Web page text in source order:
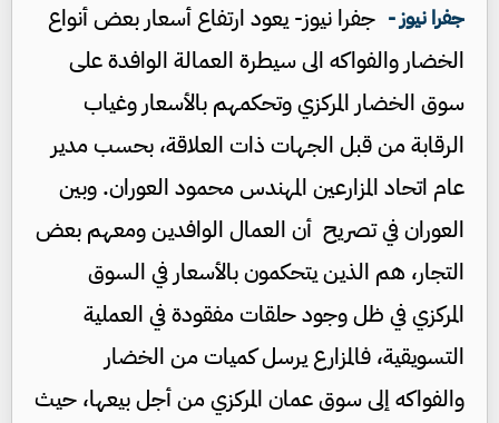
جفرا نيوز - جفرا نيوز- يعود ارتفاع أسعار بعض أنواع
الخضار والفواكه الى سيطرة العمالة الوافدة على
سوق الخضار المركزي وتحكمهم بالأسعار وغياب
الرقابة من قبل الجهات ذات العلاقة، بحسب مدير
عام اتحاد المزارعين المهندس محمود العوران. وبين
العوران في تصريح أن العمال الوافدين ومعهم بعض
التجار، هم الذين يتحكمون بالأسعار في السوق
المركزي في ظل وجود حلقات مفقودة في العملية
التسويقية، فالمزارع يرسل كميات من الخضار
والفواكه إلى سوق عمان المركزي من أجل بيعها، حيث